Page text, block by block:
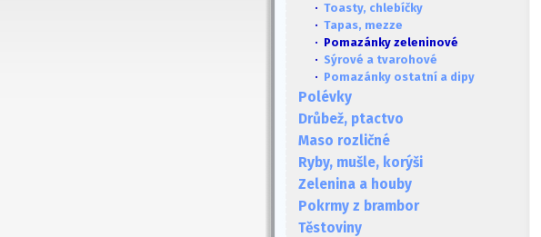
· Toasty, chlebíčky
· Tapas, mezze
· Pomazánky zeleninové
· Sýrové a tvarohové
· Pomazánky ostatní a dipy
Polévky
Drůbež, ptactvo
Maso rozličné
Ryby, mušle, korýši
Zelenina a houby
Pokrmy z brambor
Těstoviny